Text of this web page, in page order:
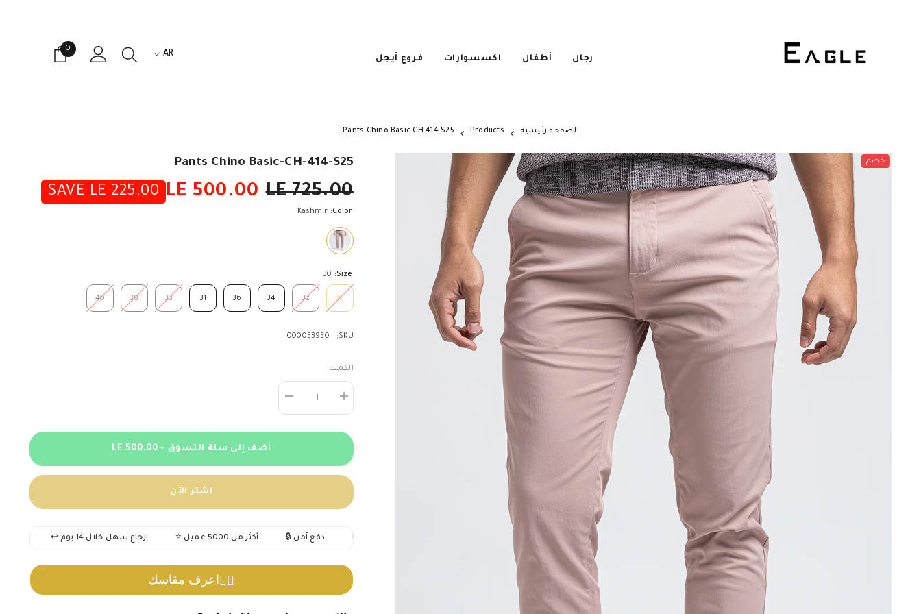
رجال أطفال اكسسوارات فروع أيجل
AR
0
0
items
الصفحه رئيسيه Products
Pants Chino Basic-CH-414-S25
خصم Pants Chino Basic-CH-414-S25
LE 725.00
LE 500.00
SAVE LE 225.00
Color:
Kashmir
Size:
30
30
32
34
36
31
33
38
40
SKU:
000053950
الكمية:
الكمية
Pants
Chino
Basic-
414-
زيادة
Pants
414-
أضف إلى سلة التسوق - LE 500.00
اشتر الآن
↩️ إرجاع سهل خلال 14 يوم ⭐ أكثر من 5000 عميل 🔒 دفع آمن
🧍‍♂️ اعرف مقاسك